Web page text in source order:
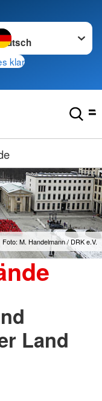
wechseln zu
klar
Foto: M. Handelmann / DRK e.V.
Land